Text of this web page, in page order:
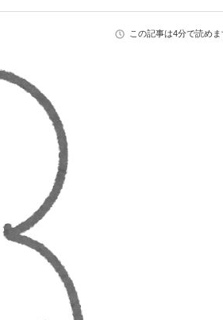
この記事は4分で読めま